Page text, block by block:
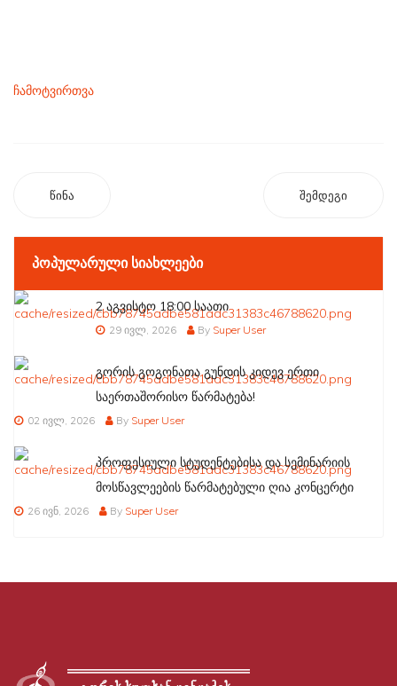
ჩამოტვირთვა
წინა შემდეგი
ᲞᲝᲞᲣᲚᲐᲠᲣᲚᲘ ᲡᲘᲐᲮᲚᲔᲔᲑᲘ
2 აგვისტო 18:00 საათი
29 ივლ, 2026 By Super User
გორის გოგონათა გუნდის კიდევ ერთი
საერთაშორისო წარმატება!
02 ივლ, 2026 By Super User
პროფესიული სტუდენტებისა და სემინარიის
მოსწავლეების წარმატებული ღია კონცერტი
26 ივნ, 2026 By Super User